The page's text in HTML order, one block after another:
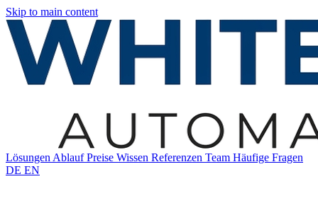
Skip to main content
Lösungen AblaufPreise Wissen Referenzen Team Häufige Fragen
DE EN